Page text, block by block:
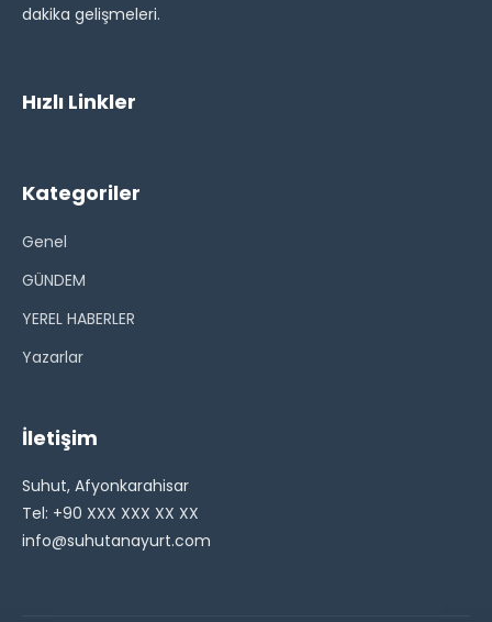
dakika gelişmeleri.
Hızlı Linkler
Kategoriler
Genel
GÜNDEM
YEREL HABERLER
Yazarlar
İletişim
Suhut, Afyonkarahisar
Tel: +90 XXX XXX XX XX
info@suhutanayurt.com